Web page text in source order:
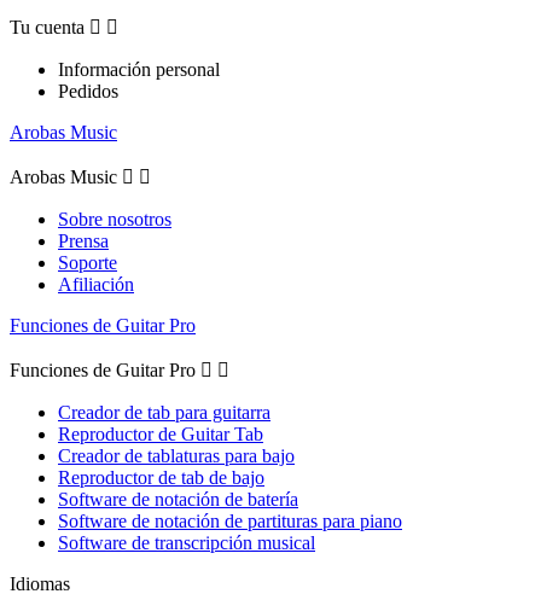
Tu cuenta  
Información personal
Pedidos
Arobas Music
Arobas Music  
Sobre nosotros
Prensa
Soporte
Afiliación
Funciones de Guitar Pro
Funciones de Guitar Pro  
Creador de tab para guitarra
Reproductor de Guitar Tab
Creador de tablaturas para bajo
Reproductor de tab de bajo
Software de notación de batería
Software de notación de partituras para piano
Software de transcripción musical
Idiomas